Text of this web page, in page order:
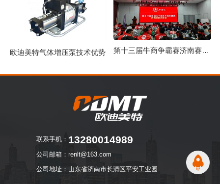
欧迪美特气体增压泵技术优势 第十三届牛商争霸赛济南赛区启动仪式圆满举行
联系手机： 13280014989
公司邮箱：renlt@163.com
公司地址：山东省济南市长清区平安工业园